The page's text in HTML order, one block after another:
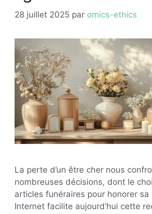
28 juillet 2025 par omics-ethics
La perte d’un être cher nous
nombreuses décisions, dont le
articles funéraires pour honorer sa
Internet facilite aujourd’hui cette